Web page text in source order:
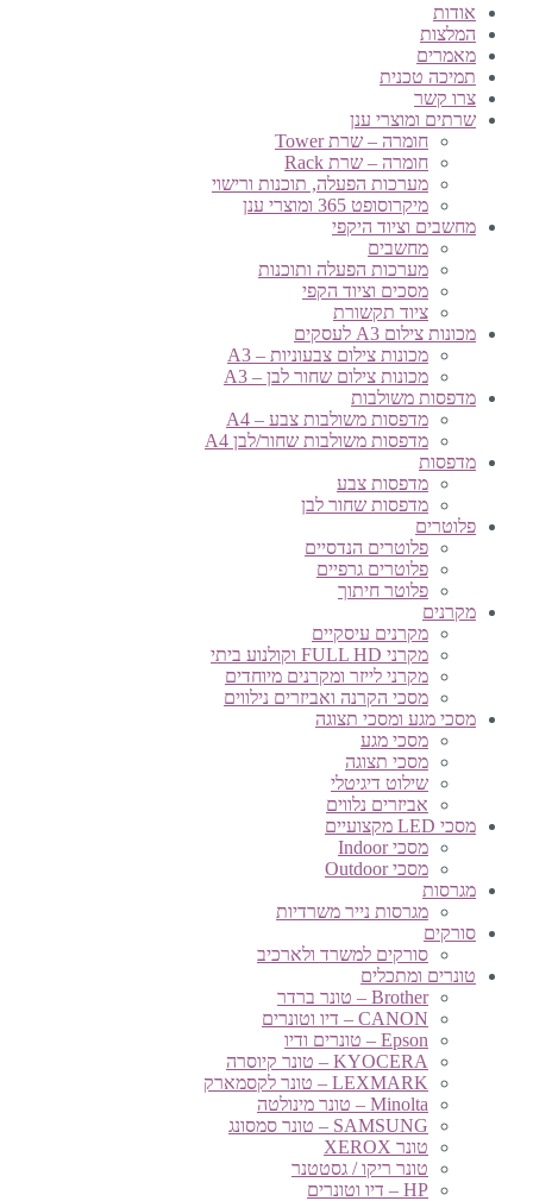
אודות
המלצות
מאמרים
תמיכה טכנית
צרו קשר
שרתים ומוצרי ענן
חומרה – שרת Tower
חומרה – שרת Rack
מערכות הפעלה, תוכנות ורישוי
מיקרוסופט 365 ומוצרי ענן
מחשבים וציוד היקפי
מחשבים
מערכות הפעלה ותוכנות
מסכים וציוד הקפי
ציוד תקשורת
מכונות צילום A3 לעסקים
מכונות צילום צבעוניות – A3
מכונות צילום שחור לבן – A3
מדפסות משולבות
מדפסות משולבות צבע – A4
מדפסות משולבות שחור/לבן A4
מדפסות
מדפסות צבע
מדפסות שחור לבן
פלוטרים
פלוטרים הנדסיים
פלוטרים גרפיים
פלוטר חיתוך
מקרנים
מקרנים עיסקיים
מקרני FULL HD וקולנוע ביתי
מקרני לייזר ומקרנים מיוחדים
מסכי הקרנה ואביזרים נילווים
מסכי מגע ומסכי תצוגה
מסכי מגע
מסכי תצוגה
שילוט דיגיטלי
אביזרים נלווים
מסכי LED מקצועיים
מסכי Indoor
מסכי Outdoor
מגרסות
מגרסות נייר משרדיות
סורקים
סורקים למשרד ולארכיב
טונרים ומתכלים
Brother – טונר ברדר
CANON – דיו וטונרים
Epson – טונרים ודיו
KYOCERA – טונר קיוסרה
LEXMARK – טונר לקסמארק
Minolta – טונר מינולטה
SAMSUNG – טונר סמסונג
טונר XEROX
טונר ריקו / גסטטנר
HP – דיו וטונרים